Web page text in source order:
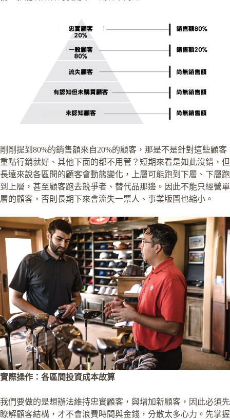
剛剛提到80%的銷售額來自20%的顧客，那是不是針對這些顧客
重點行銷就好、其他下面的都不用管？短期來看是如此沒錯，但
長遠來說各區間的顧客會動態變化，上層可能跑到下層、下層跑
到上層，甚至顧客跑去競爭者、替代品那邊。因此不能只經營單
層的顧客，否則長期下來會流失一票人、事業版圖也縮小。
實際操作：各區間投資成本故算
我們要做的是想辦法維持忠實顧客，與增加新顧客，因此必須先
瞭解顧客結構，才不會浪費時間與金錢，分散太多心力。先掌握